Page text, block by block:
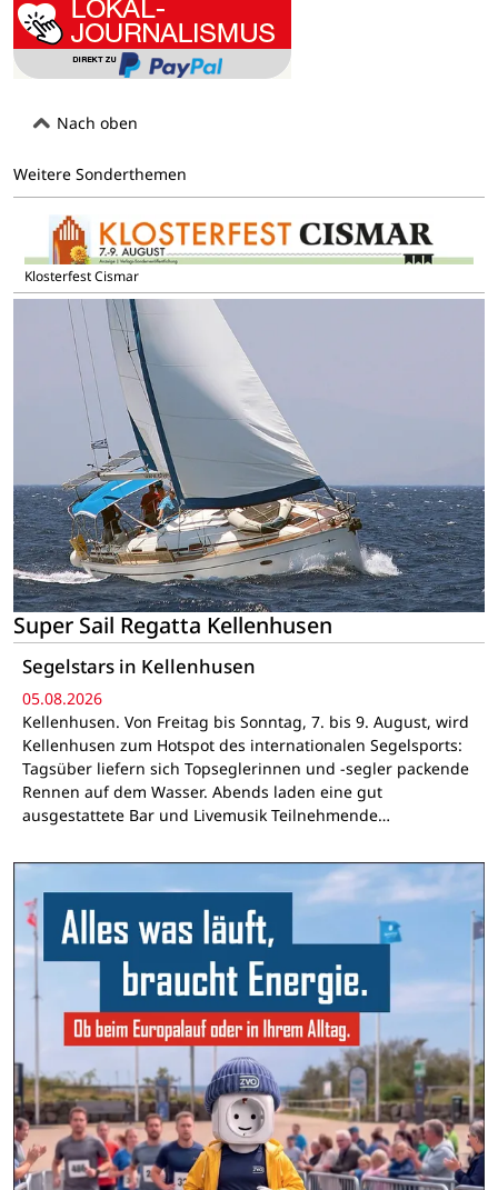
Nach oben
Weitere Sonderthemen
Klosterfest Cismar
Super Sail Regatta Kellenhusen
Segelstars in Kellenhusen
05.08.2026
Kellenhusen. Von Freitag bis Sonntag, 7. bis 9. August, wird
Kellenhusen zum Hotspot des internationalen Segelsports:
Tagsüber liefern sich Topseglerinnen und -segler packende
Rennen auf dem Wasser. Abends laden eine gut
ausgestattete Bar und Livemusik Teilnehmende…